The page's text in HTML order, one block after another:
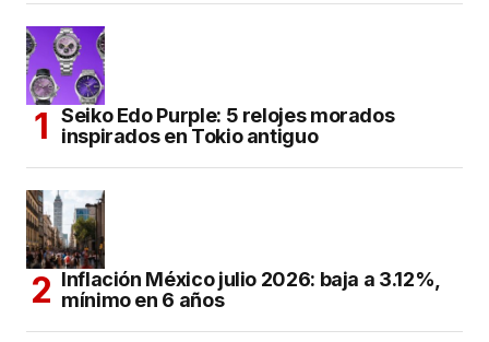
Seiko Edo Purple: 5 relojes morados
inspirados en Tokio antiguo
Inflación México julio 2026: baja a 3.12%,
mínimo en 6 años